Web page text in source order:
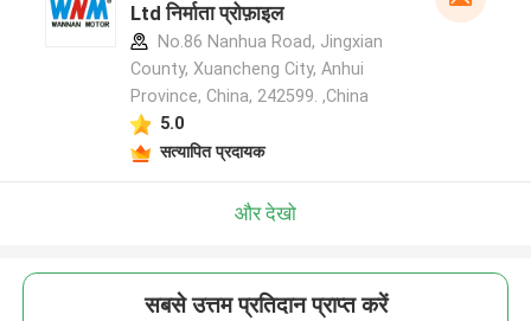
Ltd निर्माता प्रोफ़ाइल
No.86 Nanhua Road, Jingxian
County, Xuancheng City, Anhui
Province, China, 242599. ,China
5.0
सत्यापित प्रदायक
और देखो
सबसे उत्तम प्रतिदान प्राप्त करें